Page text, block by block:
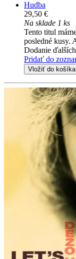
Hudba
29,50 €
Na sklade 1 ks
Tento titul
posledné kusy.
Dodanie
Pridať do
Vložiť do košíka